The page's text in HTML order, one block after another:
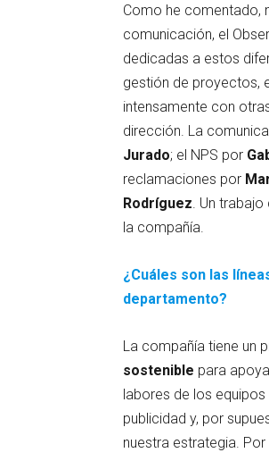
Como he comentado,
comunicación, el
dedicadas a estos
gestión de proyectos,
intensamente con
dirección. La
Jurado; el NPS por
reclamaciones por
Rodríguez . Un
la compañía.
¿Cuáles son las
departamento?
La compañía tiene un
sostenible para
labores de los
publicidad y, por
nuestra estrategia.